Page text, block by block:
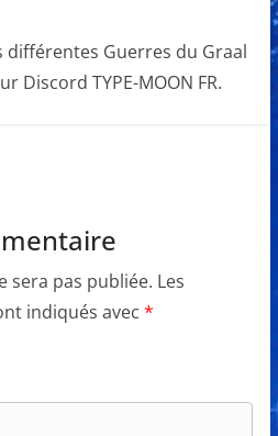
différentes Guerres du Graal
Discord TYPE-MOON FR.
sera pas publiée. Les
indiqués avec *